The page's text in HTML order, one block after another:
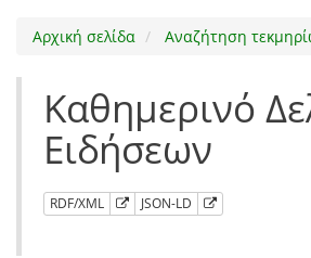
Αρχική σελίδα Αναζήτηση
Καθημερινό
Ειδήσεων
RDF/XML JSON-LD